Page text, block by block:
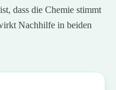
dass die Chemie stimmt
Nachhilfe in beiden